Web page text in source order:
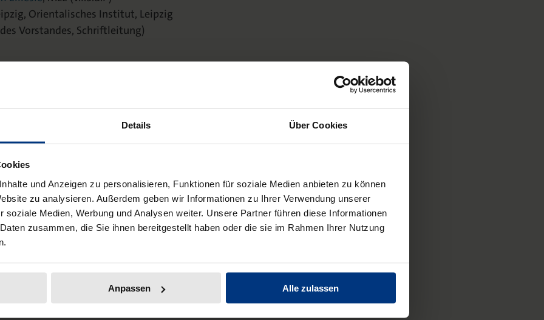
Details Über Cookies
und Anzeigen zu personalisieren, Funktionen für soziale Medien anbieten zu können
zu analysieren. Außerdem geben wir Informationen zu Ihrer Verwendung unserer
soziale Medien, Werbung und Analysen weiter. Unsere Partner führen diese Informationen
zusammen, die Sie ihnen bereitgestellt haben oder die sie im Rahmen Ihrer Nutzung
Anpassen Alle zulassen
Orientalisches Institut, Leipzig
Vorstandes, Schriftleitung)
, MLE